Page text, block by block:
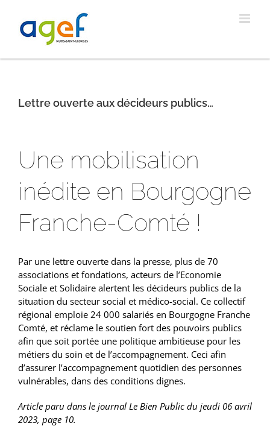
contenu
Lettre ouverte aux décideurs publics…
Une mobilisation
inédite en Bourgogne
Franche-Comté !
Par une lettre ouverte dans la presse, plus de 70
associations et fondations, acteurs de l’Economie
Sociale et Solidaire alertent les décideurs publics de la
situation du secteur social et médico-social. Ce collectif
régional emploie 24 000 salariés en Bourgogne Franche
Comté, et réclame le soutien fort des pouvoirs publics
afin que soit portée une politique ambitieuse pour les
métiers du soin et de l’accompagnement. Ceci afin
d’assurer l’accompagnement quotidien des personnes
vulnérables, dans des conditions dignes.
Article paru dans le journal Le Bien Public du jeudi 06 avril
2023, page 10.